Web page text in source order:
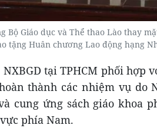
Bộ Giáo dục và Thể thao Lào thay
tặng Huân chương Lao động hạng
tại TPHCM phối
thành các nhiệm vụ do
cung ứng sách giáo khoa
phía Nam.